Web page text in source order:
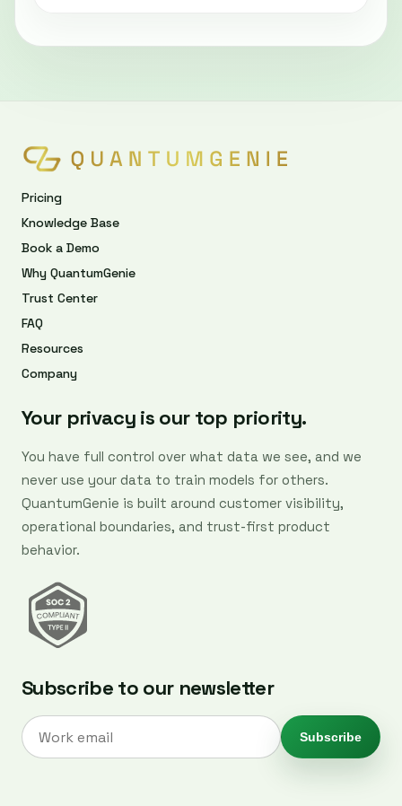
Pricing
Knowledge Base
Book a Demo
Why QuantumGenie
Trust Center
FAQ
Resources
Company
Your privacy is our top priority.
You have full control over what data we see, and we
never use your data to train models for others.
QuantumGenie is built around customer visibility,
operational boundaries, and trust-first product
behavior.
Subscribe to our newsletter
Subscribe